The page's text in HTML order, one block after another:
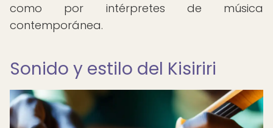
como por intérpretes de música
contemporánea.
Sonido y estilo del Kisiriri